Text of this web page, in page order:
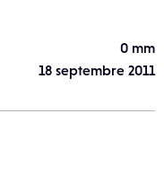
0 mm
18 septembre 2011